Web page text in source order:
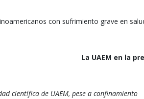
con sufrimiento grave en
La UAEM en la
científica de UAEM, pese a confinamiento